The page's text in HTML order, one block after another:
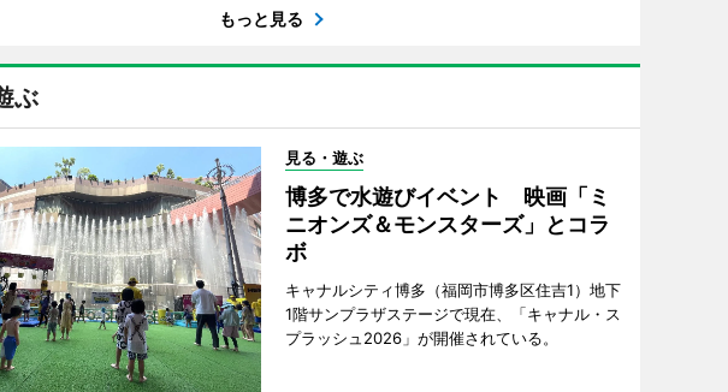
もっと見る
ぶ
見る・遊ぶ
博多で水遊びイベント 映画「ミ
ニオンズ＆モンスターズ」とコラ
ボ
キャナルシティ博多（福岡市博多区住吉1）地下
1階サンプラザステージで現在、「キャナル・ス
プラッシュ2026」が開催されている。